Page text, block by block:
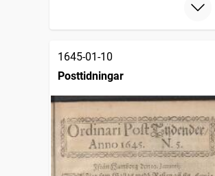
1645-01-10
Posttidningar